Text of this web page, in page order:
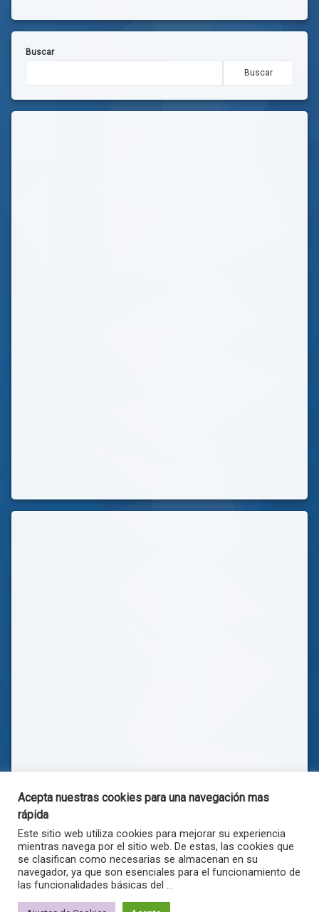
Buscar
Buscar
Acepta nuestras cookies para una navegación mas
rápida
Este sitio web utiliza cookies para mejorar su experiencia
mientras navega por el sitio web. De estas, las cookies que
se clasifican como necesarias se almacenan en su
navegador, ya que son esenciales para el funcionamiento de
las funcionalidades básicas del ...